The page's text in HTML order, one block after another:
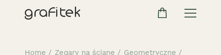
Home / Zegary na ścianę / Geometryczne /